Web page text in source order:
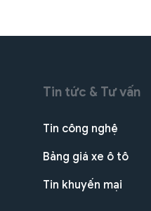
Tin tức & Tư vấn
Tin công nghệ
Bảng giá xe ô tô
Tin khuyến mại